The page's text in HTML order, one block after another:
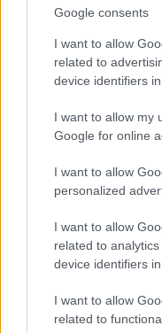
Google consents
I want to allow
related to
device identifiers
I want to allow my
Google for online
I want to allow
personalized
I want to allow
related to
device identifiers
I want to allow
related to
erősödnek. Csak
eldönteni, hogy
Egyébként
Hogy segítsen neki a
(hétfőn) ismét a
Honda CBR600RR-
tett közzé
„tesztnap”
információkat nem
Arra a kérdésre,